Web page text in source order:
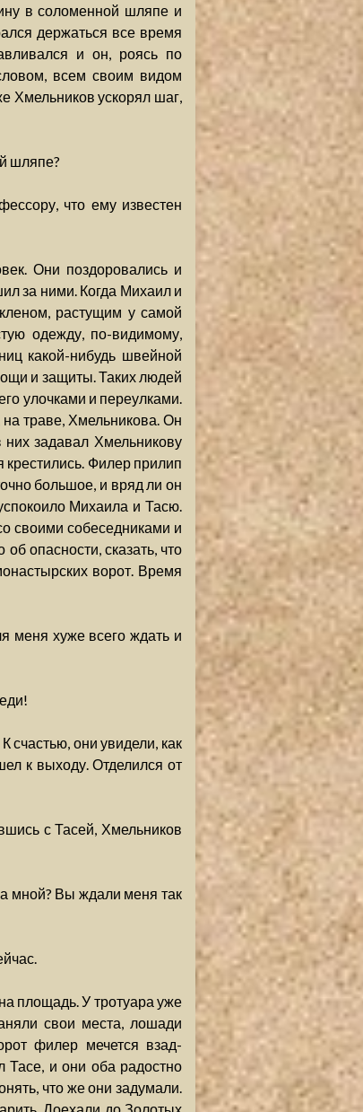
в соломенной шляпе и
держаться все время
и он, роясь по
всем своим видом
Хмельников ускорял шаг,
шляпе?
что ему известен
Они поздоровались и
за ними. Когда Михаил и
растущим у самой
одежду, по-видимому,
какой-нибудь швейной
и защиты. Таких людей
улочками и переулками.
траве, Хмельникова. Он
задавал Хмельникову
крестились. Филер прилип
большое, и вряд ли он
Михаила и Тасю.
своими собеседниками и
опасности, сказать, что
ворот. Время
меня хуже всего ждать и
счастью, они увидели, как
к выходу. Отделился от
с Тасей, Хмельников
мной? Вы ждали меня так
площадь. У тротуара уже
свои места, лошади
филер мечется взад-
Тасе, и они оба радостно
что же они задумали.